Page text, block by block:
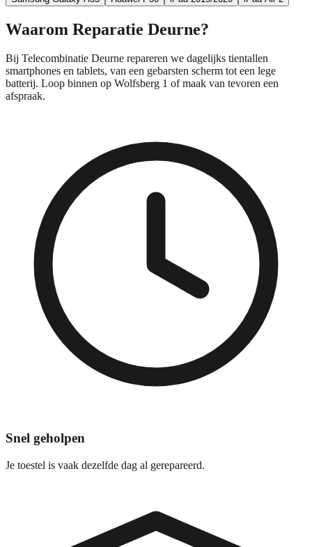
Waarom Reparatie Deurne?
Bij Telecombinatie Deurne repareren we dagelijks tientallen
smartphones en tablets, van een gebarsten scherm tot een lege
batterij. Loop binnen op Wolfsberg 1 of maak van tevoren een
afspraak.
Snel geholpen
Je toestel is vaak dezelfde dag al gerepareerd.